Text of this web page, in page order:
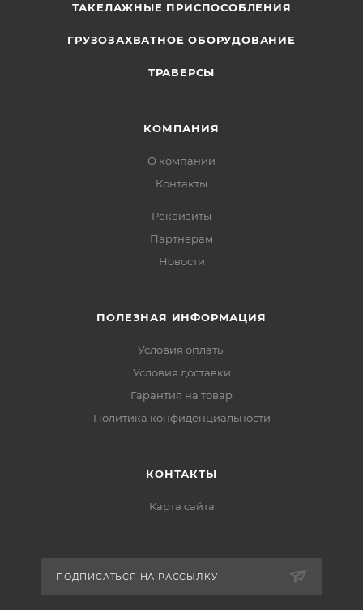
ТАКЕЛАЖНЫЕ ПРИСПОСОБЛЕНИЯ
ГРУЗОЗАХВАТНОЕ ОБОРУДОВАНИЕ
ТРАВЕРСЫ
КОМПАНИЯ
О компании
Контакты
Реквизиты
Партнерам
Новости
ПОЛЕЗНАЯ ИНФОРМАЦИЯ
Условия оплаты
Условия доставки
Гарантия на товар
Политика конфиденциальности
КОНТАКТЫ
Карта сайта
ПОДПИСАТЬСЯ НА РАССЫЛКУ